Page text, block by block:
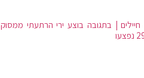
| בתגובה בוצע ירי הרתעתי ממסוק